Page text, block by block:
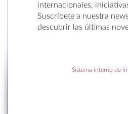
RECENT
en Sant Cugat
internacionales,
Suscríbete a nuestra
descubrir las últimas
Sistema interno de